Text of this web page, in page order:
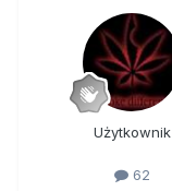
Użytkownik
62